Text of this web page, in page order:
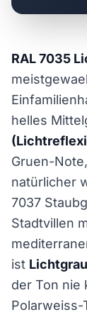
RAL 7035
helles
Gruen-
natürlicher
7037
Stadtvillen
ist
der Ton nie
Polarweiss-